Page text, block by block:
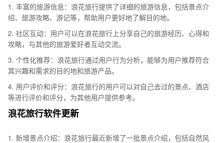
1. 丰富的旅游信息：浪花旅行提供了详细的旅游信息，包括景点介
绍、旅游攻略、游记等，帮助用户更好地了解目的地。
2. 社区互动：用户可以在浪花旅行上分享自己的旅游经历、心得和
攻略，与其他的旅游爱好者互动交流。
3. 个性化推荐：浪花旅行通过用户行为分析，能够为用户推荐符合
其兴趣和需求的目的地和旅游产品。
4. 用户评价和评分：浪花旅行的用户可以对自己去过的景点、酒店
等进行评价和评分，为其他用户提供参考。
浪花旅行软件更新
1. 新增景点介绍：浪花旅行最近新增了一批景点介绍，包括自然风